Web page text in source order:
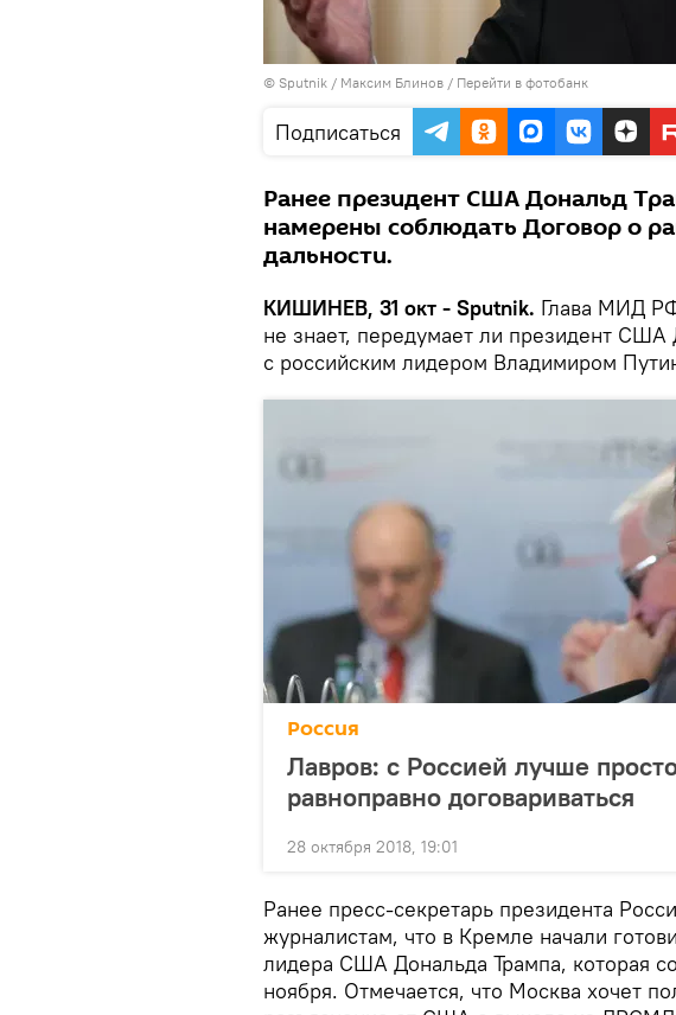
© Sputnik / Максим Блинов / Перейти в фотобанк
Подписаться
Ранее президент США Дональд
намерены соблюдать Договор о
дальности.
КИШИНЕВ, 31 окт - Sputnik. Глава МИД
не знает, передумает ли президент США
с российским лидером Владимиром
Россия
Лавров: с Россией лучше
равноправно договариваться
28 октября 2018, 19:01
Ранее пресс-секретарь президента
журналистам, что в Кремле начали
лидера США Дональда Трампа, которая
ноября. Отмечается, что Москва хочет